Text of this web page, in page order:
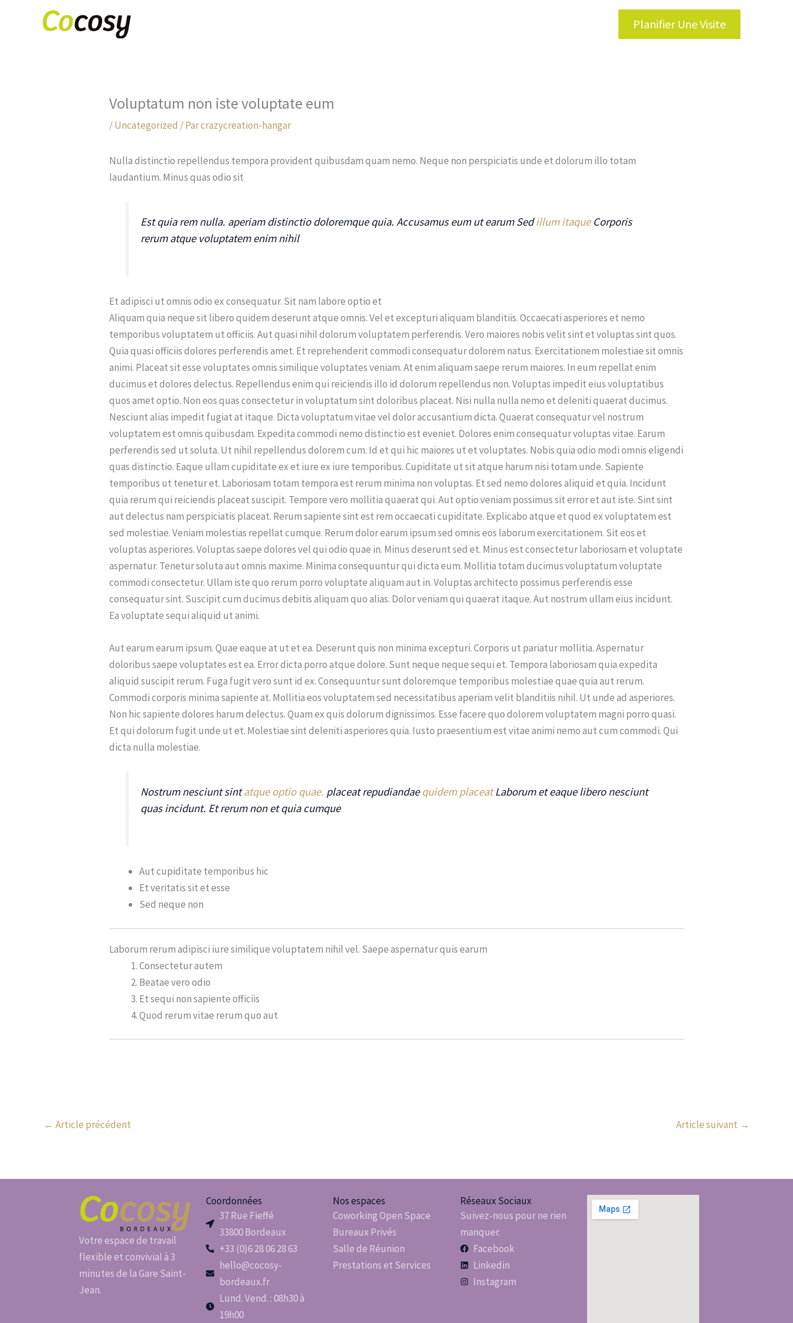
Planifier Une Visite
Voluptatum non iste voluptate eum
/Uncategorized / Parcrazycreation-hangar
Nulla distinctio repellendus tempora provident quibusdam quam nemo. Neque non perspiciatis unde et dolorum illo totam
laudantium. Minus quas odio sit
Est quia rem nulla. aperiam distinctio doloremque quia. Accusamus eum ut earum Sedillum itaqueCorporis
rerum atque voluptatem enim nihil
Et adipisci ut omnis odio ex consequatur. Sit nam labore optio et
Aliquam quia neque sit libero quidem deserunt atque omnis. Vel et excepturi aliquam blanditiis. Occaecati asperiores et nemo
temporibus voluptatem ut officiis. Aut quasi nihil dolorum voluptatem perferendis. Vero maiores nobis velit sint et voluptas sint quos.
Quia quasi officiis dolores perferendis amet. Et reprehenderit commodi consequatur dolorem natus. Exercitationem molestiae sit omnis
animi. Placeat sit esse voluptates omnis similique voluptates veniam. At enim aliquam saepe rerum maiores. In eum repellat enim
ducimus et dolores delectus. Repellendus enim qui reiciendis illo id dolorum repellendus non. Voluptas impedit eius voluptatibus
quos amet optio. Non eos quas consectetur in voluptatum sint doloribus placeat. Nisi nulla nulla nemo et deleniti quaerat ducimus.
Nesciunt alias impedit fugiat at itaque. Dicta voluptatum vitae vel dolor accusantium dicta. Quaerat consequatur vel nostrum
voluptatem est omnis quibusdam. Expedita commodi nemo distinctio est eveniet. Dolores enim consequatur voluptas vitae. Earum
perferendis sed ut soluta. Ut nihil repellendus dolorem cum. Id et qui hic maiores ut et voluptates. Nobis quia odio modi omnis eligendi
quas distinctio. Eaque ullam cupiditate ex et iure ex iure temporibus. Cupiditate ut sit atque harum nisi totam unde. Sapiente
temporibus ut tenetur et. Laboriosam totam tempora est rerum minima non voluptas. Et sed nemo dolores aliquid et quia. Incidunt
quia rerum qui reiciendis placeat suscipit. Tempore vero mollitia quaerat qui. Aut optio veniam possimus sit error et aut iste. Sint sint
aut delectus nam perspiciatis placeat. Rerum sapiente sint est rem occaecati cupiditate. Explicabo atque et quod ex voluptatem est
sed molestiae. Veniam molestias repellat cumque. Rerum dolor earum ipsum sed omnis eos laborum exercitationem. Sit eos et
voluptas asperiores. Voluptas saepe dolores vel qui odio quae in. Minus deserunt sed et. Minus est consectetur laboriosam et voluptate
aspernatur. Tenetur soluta aut omnis maxime. Minima consequuntur qui dicta eum. Mollitia totam ducimus voluptatum voluptate
commodi consectetur. Ullam iste quo rerum porro voluptate aliquam aut in. Voluptas architecto possimus perferendis esse
consequatur sint. Suscipit cum ducimus debitis aliquam quo alias. Dolor veniam qui quaerat itaque. Aut nostrum ullam eius incidunt.
Ea voluptate sequi aliquid ut animi.
Aut earum earum ipsum. Quae eaque at ut et ea. Deserunt quis non minima excepturi. Corporis ut pariatur mollitia. Aspernatur
doloribus saepe voluptates est ea. Error dicta porro atque dolore. Sunt neque neque sequi et. Tempora laboriosam quia expedita
aliquid suscipit rerum. Fuga fugit vero sunt id ex. Consequuntur sunt doloremque temporibus molestiae quae quia aut rerum.
Commodi corporis minima sapiente at. Mollitia eos voluptatem sed necessitatibus aperiam velit blanditiis nihil. Ut unde ad asperiores.
Non hic sapiente dolores harum delectus. Quam ex quis dolorum dignissimos. Esse facere quo dolorem voluptatem magni porro quasi.
Et qui dolorum fugit unde ut et. Molestiae sint deleniti asperiores quia. Iusto praesentium est vitae animi nemo aut cum commodi. Qui
dicta nulla molestiae.
Nostrum nesciunt sintatque optio quae. placeat repudiandaequidem placeatLaborum et eaque libero nesciunt
quas incidunt. Et rerum non et quia cumque
Aut cupiditate temporibus hic
Et veritatis sit et esse
Sed neque non
Laborum rerum adipisci iure similique voluptatem nihil vel. Saepe aspernatur quis earum
Consectetur autem
Beatae vero odio
Et sequi non sapiente officiis
Quod rerum vitae rerum quo aut
← Article précédent Article suivant →
Votre espace de travail
flexible et convivial à 3
minutes de la Gare Saint-
Jean.
Coordonnées
37 Rue Fieffé
33800 Bordeaux
+33 (0)6 28 06 28 63
hello@cocosy-
bordeaux.fr
Lund. Vend. : 08h30 à
19h00
Nos espaces
Coworking Open Space
Bureaux Privés
Salle de Réunion
Prestations et Services
Réseaux Sociaux
Suivez-nous pour ne rien
manquer.
Facebook
Linkedin
Instagram